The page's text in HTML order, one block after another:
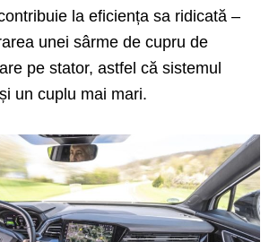
la eficiența sa ridicată –
unei sârme de cupru de
pe stator, astfel că sistemul
un cuplu mai mari.